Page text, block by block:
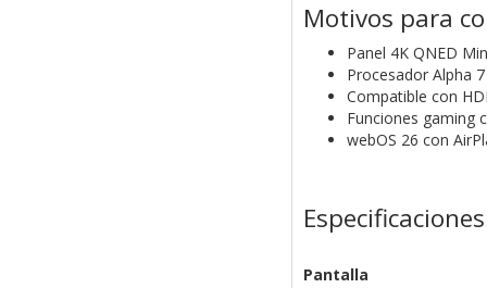
Motivos para
Panel 4K QNED
Procesador Alpha
Compatible con
Funciones gaming
webOS 26 con
Especificaciones
Pantalla